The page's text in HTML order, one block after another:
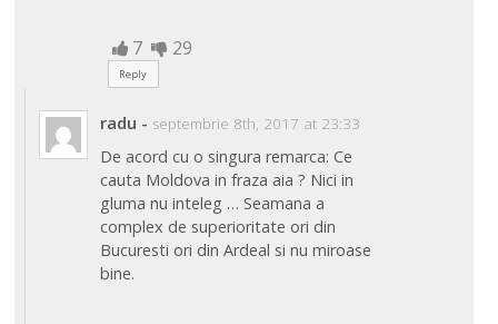
7 29
Reply
radu - septembrie 8th, 2017 at 23:33
De acord cu o singura remarca: Ce
cauta Moldova in fraza aia ? Nici in
gluma nu inteleg … Seamana a
complex de superioritate ori din
Bucuresti ori din Ardeal si nu miroase
bine.